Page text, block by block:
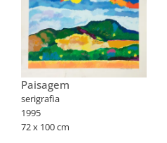
Paisagem
serigrafia
1995
72 x 100 cm